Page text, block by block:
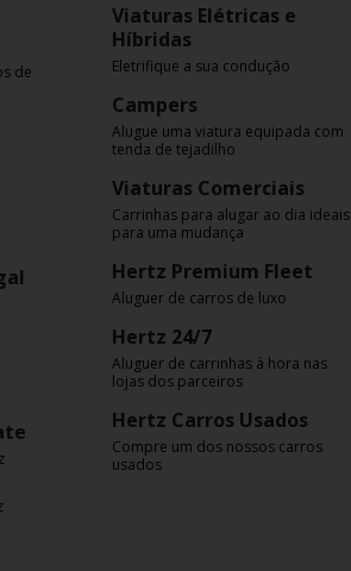
de
Viaturas Elétricas e
Híbridas
Eletrifique a sua condução
Campers
Alugue uma viatura equipada com
tenda de tejadilho
Viaturas Comerciais
Carrinhas para alugar ao dia ideais
para uma mudança
Hertz Premium Fleet
Aluguer de carros de luxo
Hertz 24/7
Aluguer de carrinhas à hora nas
lojas dos parceiros
Hertz Carros Usados
Compre um dos nossos carros
usados